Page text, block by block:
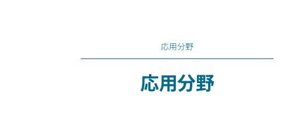
応用分野
応用分野